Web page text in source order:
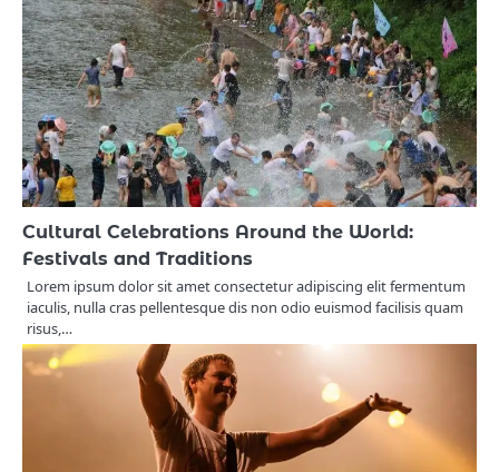
Cultural Celebrations Around the World:
Festivals and Traditions
Lorem ipsum dolor sit amet consectetur adipiscing elit fermentum
iaculis, nulla cras pellentesque dis non odio euismod facilisis quam
risus,…